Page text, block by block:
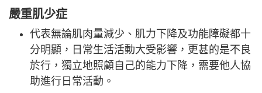
嚴重肌少症
代表無論肌肉量減少、肌力下降及功能障礙都十
分明顯，日常生活活動大受影響，更甚的是不良
於行，獨立地照顧自己的能力下降，需要他人協
助進行日常活動。